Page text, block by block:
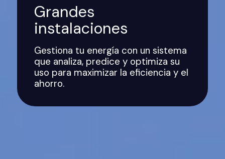
Grandes
instalaciones
Gestiona tu energía con un sistema
que analiza, predice y optimiza su
uso para maximizar la eficiencia y el
ahorro.